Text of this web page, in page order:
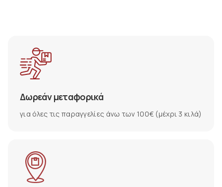
Δωρεάν μεταφορικά
για όλες τις παραγγελίες άνω των 100€ (μέχρι 3 κιλά)